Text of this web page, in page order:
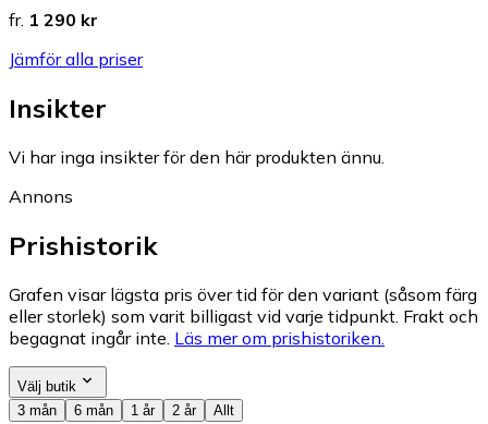
fr. 1 290 kr
Jämför alla priser
Insikter
Vi har inga insikter för den här produkten ännu.
Annons
Prishistorik
Grafen visar lägsta pris över tid för den variant (såsom färg
eller storlek) som varit billigast vid varje tidpunkt. Frakt och
begagnat ingår inte. Läs mer om prishistoriken.
Välj butik
3 mån
6 mån 1 år 2 år Allt